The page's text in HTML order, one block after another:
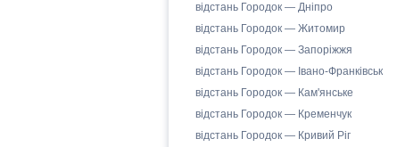
відстань Городок — Дніпро
відстань Городок — Житомир
відстань Городок — Запоріжжя
відстань Городок — Івано-Франківськ
відстань Городок — Кам'янське
відстань Городок — Кременчук
відстань Городок — Кривий Ріг